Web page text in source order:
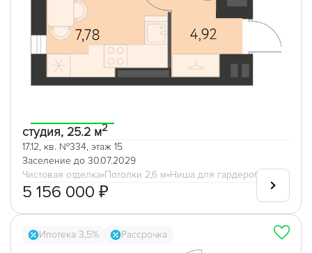
студия, 25.2 м2
17.12, кв. №334, этаж 15
Заселение до 30.07.2029
Чистовая отделка Потолки 2,6 м Ниша для гардеробной
5 156 000 ₽
Ипотека 3,5% Рассрочка